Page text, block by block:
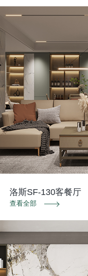
洛斯SF-130客餐厅
查看全部